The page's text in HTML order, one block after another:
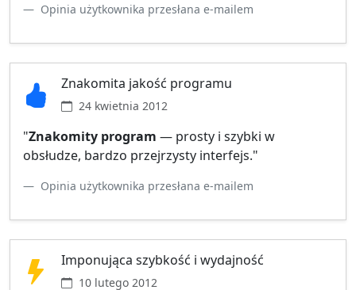
Opinia użytkownika przesłana e‑mailem
Znakomita jakość programu
24 kwietnia 2012
"Znakomity program — prosty i szybki w
obsłudze, bardzo przejrzysty interfejs."
Opinia użytkownika przesłana e‑mailem
Imponująca szybkość i wydajność
10 lutego 2012